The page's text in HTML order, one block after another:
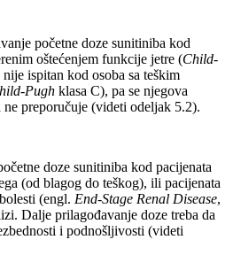
početne doze sunitiniba kod
oštećenjem funkcije jetre (Child-
ispitan kod osoba sa teškim
Pugh klasa C), pa se njegova
preporučuje (videti odeljak 5.2).
doze sunitiniba kod pacijenata
(od blagog do teškog), ili pacijenata
(engl. End-Stage Renal Disease,
Dalje prilagođavanje doze treba da
i podnošljivosti (videti